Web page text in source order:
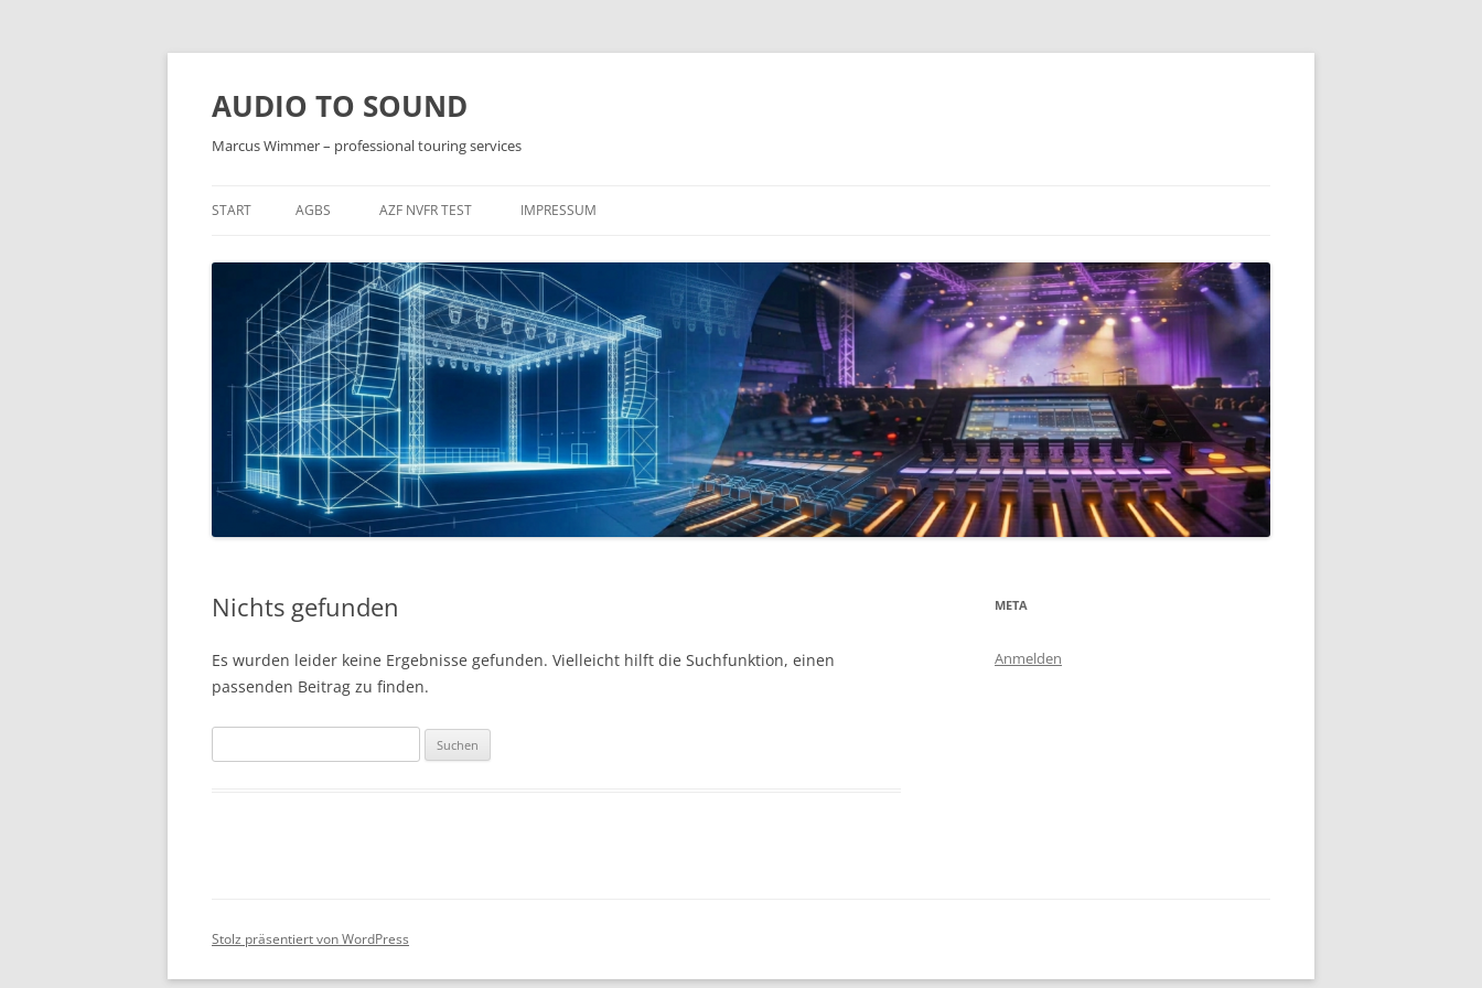
Zum
AUDIO TO SOUND
Marcus Wimmer – professional touring services
START AGBS AZF NVFR TEST IMPRESSUM
Nichts gefunden
Es wurden leider keine Ergebnisse gefunden. Vielleicht hilft die Suchfunktion, einen
passenden Beitrag zu finden.
nach:
META
Anmelden
Stolz präsentiert von WordPress